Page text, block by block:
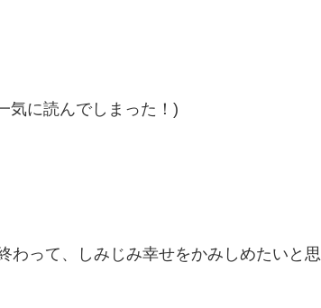
気に読んでしまった！)
わって、しみじみ幸せをかみしめたいと思